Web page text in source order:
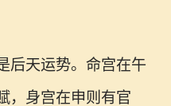
后天运势。命宫在午
，身宫在申则有官